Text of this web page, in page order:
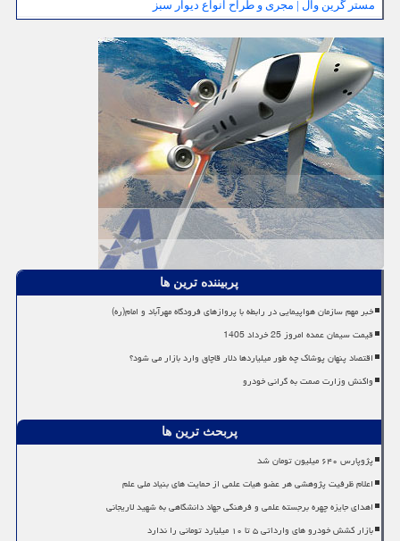
مستر گرین وال | مجری و طراح انواع دیوار سبز
پربیننده ترین ها
خبر مهم سازمان هواپیمایی در رابطه با پروازهای فرودگاه مهرآباد و امام(ره)
قیمت سیمان عمده امروز 25 خرداد 1405
اقتصاد پنهان پوشاک چه طور میلیاردها دلار قاچاق وارد بازار می شود؟
واکنش وزارت صمت به گرانی خودرو
پربحث ترین ها
پژوپارس ۶۴۰ میلیون تومان شد
اعلام ظرفیت پژوهشی هر عضو هیات علمی از حمایت های بنیاد ملی علم
اهدای جایزه چهره برجسته علمی و فرهنگی جهاد دانشگاهی به شهید لاریجانی
بازار کشش خودرو های وارداتی ۵ تا ۱۰ میلیارد تومانی را ندارد